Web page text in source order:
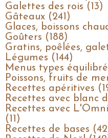
Galettes des rois (13)
Gâteaux (241)
Glaces, boissons
Goûters (188)
Gratins, poêlées,
Légumes (144)
Menus types
Poissons, fruits de
Recettes apéritives
Recettes avec blanc
Recettes avec
(11)
Recettes de bases